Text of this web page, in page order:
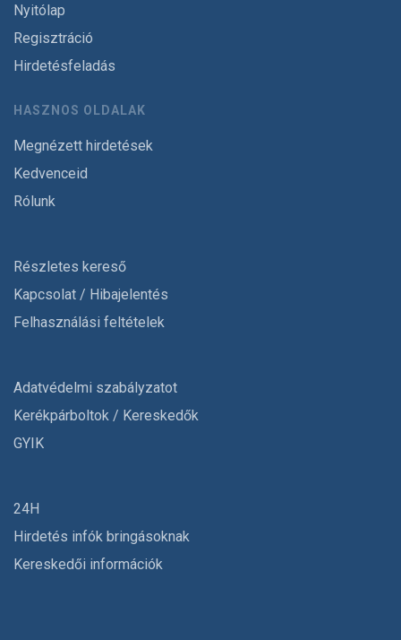
Nyitólap
Regisztráció
Hirdetésfeladás
HASZNOS OLDALAK
Megnézett hirdetések
Kedvenceid
Rólunk
Részletes kereső
Kapcsolat / Hibajelentés
Felhasználási feltételek
Adatvédelmi szabályzatot
Kerékpárboltok / Kereskedők
GYIK
24H
Hirdetés infók bringásoknak
Kereskedői információk